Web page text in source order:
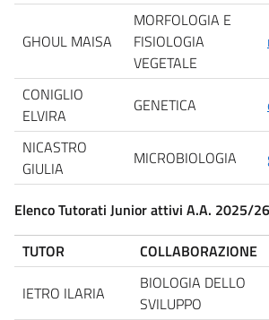
GHOUL MAISA
MORFOLOGIA E
FISIOLOGIA
VEGETALE
CONIGLIO
ELVIRA
GENETICA
NICASTRO
GIULIA
MICROBIOLOGIA
Elenco Tutorati Junior attivi A.A. 2025/
TUTOR
COLLABORAZIONE
IETRO ILARIA
BIOLOGIA DELLO
SVILUPPO